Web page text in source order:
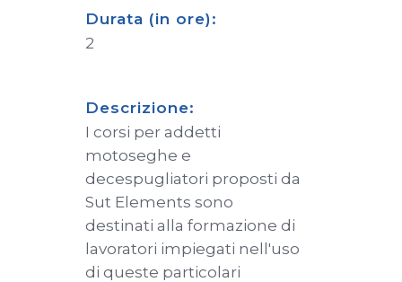
Durata (in ore):
2
Descrizione:
I corsi per addetti
motoseghe e
decespugliatori proposti da
Sut Elements sono
destinati alla formazione di
lavoratori impiegati nell'uso
di queste particolari